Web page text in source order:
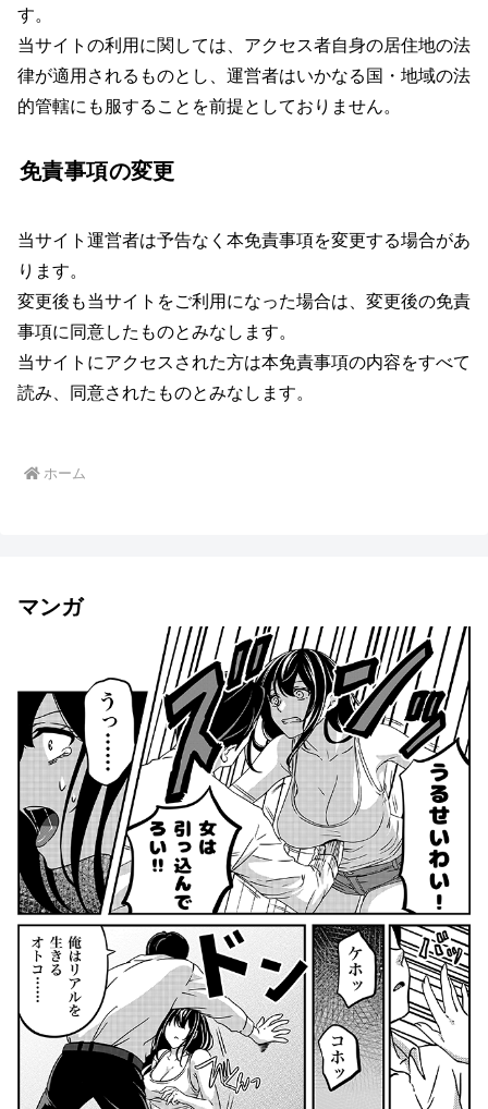
す。
当サイトの利用に関しては、アクセス者自身の居住地の法
律が適用されるものとし、運営者はいかなる国・地域の法
的管轄にも服することを前提としておりません。
免責事項の変更
当サイト運営者は予告なく本免責事項を変更する場合があ
ります。
変更後も当サイトをご利用になった場合は、変更後の免責
事項に同意したものとみなします。
当サイトにアクセスされた方は本免責事項の内容をすべて
読み、同意されたものとみなします。
ホーム
マンガ